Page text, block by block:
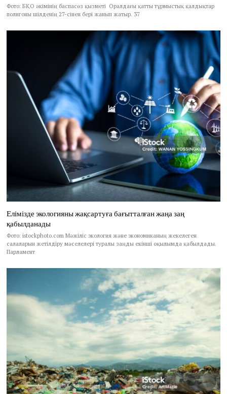
Фото: БҚО әкімінің баспасөз қызметі Оралдағы қатты тұрмыстық қалдықтар
полигоны шілденің 27-сінен бері жанып жатыр. 37
Елімізде экологияны жақсартуға бағытталған жаңа заң
қабылданады
Фото: istockphoto.com Мәжіліс экология және экономиканың жекелеген
салаларын жетілдіру мәселелері туралы заңды екінші оқылымда қабылдады.
Парламент